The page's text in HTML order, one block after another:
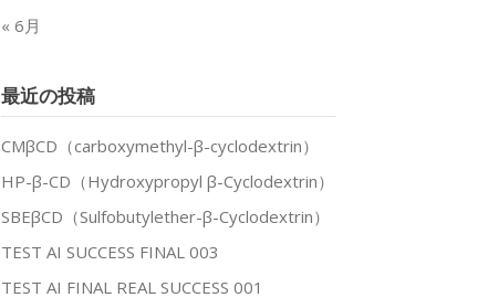
« 6月
最近の投稿
CMβCD（carboxymethyl-β-cyclodextrin）
HP-β-CD（Hydroxypropyl β-Cyclodextrin）
SBEβCD（Sulfobutylether-β-Cyclodextrin）
TEST AI SUCCESS FINAL 003
TEST AI FINAL REAL SUCCESS 001